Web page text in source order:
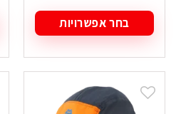
בחר אפשרויות
זה
יש
סוגים.